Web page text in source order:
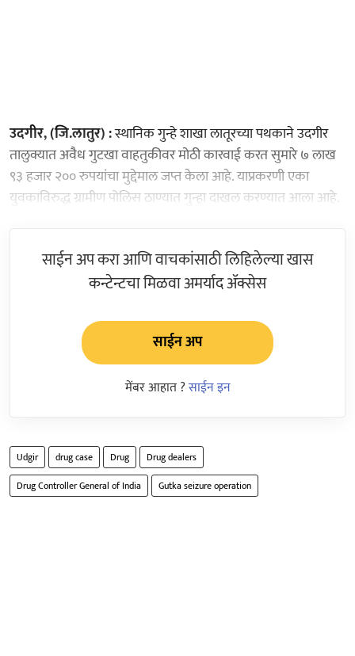
उदगीर, (जि.लातुर) :स्थानिक गुन्हे शाखा लातूरच्या पथकाने उदगीर
तालुक्यात अवैध गुटखा वाहतुकीवर मोठी कारवाई करत सुमारे ७ लाख
९३ हजार २०० रुपयांचा मुद्देमाल जप्त केला आहे. याप्रकरणी एका
युवकाविरुद्ध ग्रामीण पोलिस ठाण्यात गुन्हा दाखल करण्यात आला आहे.
साईन अप करा आणि वाचकांसाठी लिहिलेल्या खास
कन्टेन्टचा मिळवा अमर्याद ॲक्सेस
साईन अप
मेंबर आहात ?साईन इन
Udgir drug case Drug
Drug dealers
Drug Controller General of India
Gutka seizure operation